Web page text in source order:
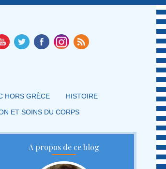
HORS GRÈCE HISTOIRE
ET SOINS DU CORPS
A propos de ce blog